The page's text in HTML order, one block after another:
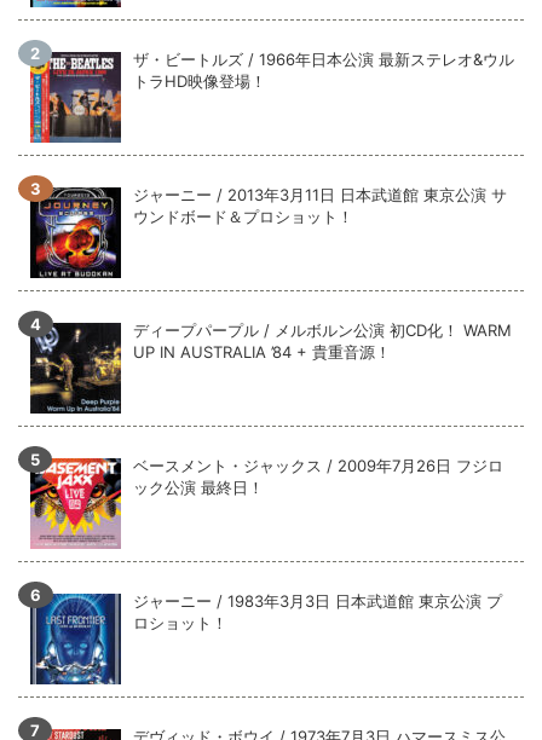
*NEW RELEASE (最新約3ヶ月)
2024.6.9
リアム・ギャラガー / 2024年6月1日 英国シェフィールド公演 完
全収録！
*NEW RELEASE (最新約3ヶ月)
メガデス / 2023年8月4日 ドイツ W.O.A. 公演 FHD 完全収録！
*NEW RELEASE (最新約3ヶ月)
2024.6.9
ユーライア・ヒープ / 2023年8月3日 ドイツ W.O.A. 公演 FHD 完
全収録！
*NEW RELEASE (最新約3ヶ月)
ジャーニー / 1979年5月8+9日 コロラド州 2公演 SBD 完全収録！
ザ・ビートルズ / 1966年日本公演 最新ステレオ&ウル
トラHD映像登場！
ジャーニー / 2013年3月11日 日本武道館 東京公演 サ
ウンドボード＆プロショット！
ディープパープル / メルボルン公演 初CD化！ WARM
UP IN AUSTRALIA ’84 + 貴重音源！
ベースメント・ジャックス / 2009年7月26日 フジロ
ック公演 最終日！
ジャーニー / 1983年3月3日 日本武道館 東京公演 プ
ロショット！
デヴィッド・ボウイ / 1973年7月3日 ハマースミス公